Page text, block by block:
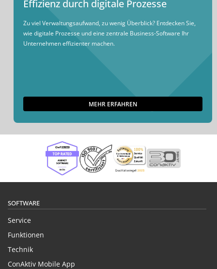
Effizienz durch digitale Prozesse
Zu viel Verwaltungsaufwand, zu wenig Überblick? Entdecken Sie,
wie digitale Prozesse und eine zentrale Business-Software Ihr
Unternehmen effizienter machen.
MEHR ERFAHREN
SOFTWARE
Service
Funktionen
Technik
ConAktiv Mobile App